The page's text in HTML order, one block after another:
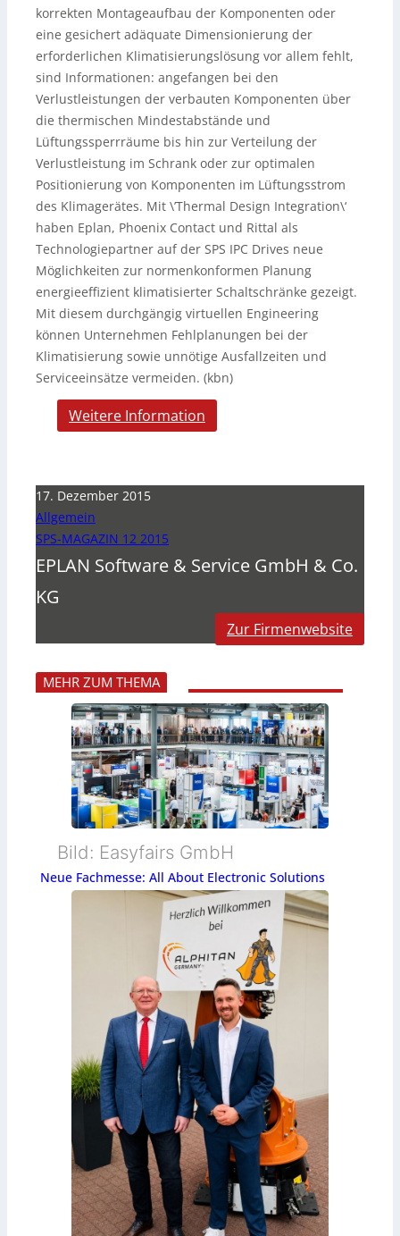
korrekten Montageaufbau der Komponenten oder
eine gesichert adäquate Dimensionierung der
erforderlichen Klimatisierungslösung vor allem fehlt,
sind Informationen: angefangen bei den
Verlustleistungen der verbauten Komponenten über
die thermischen Mindestabstände und
Lüftungssperrräume bis hin zur Verteilung der
Verlustleistung im Schrank oder zur optimalen
Positionierung von Komponenten im Lüftungsstrom
des Klimagerätes. Mit \’Thermal Design Integration\‘
haben Eplan, Phoenix Contact und Rittal als
Technologiepartner auf der SPS IPC Drives neue
Möglichkeiten zur normenkonformen Planung
energieeffizient klimatisierter Schaltschränke gezeigt.
Mit diesem durchgängig virtuellen Engineering
können Unternehmen Fehlplanungen bei der
Klimatisierung sowie unnötige Ausfallzeiten und
Serviceeinsätze vermeiden. (kbn)
Weitere Information
17. Dezember 2015
Allgemein
SPS-MAGAZIN 12 2015
EPLAN Software & Service GmbH & Co.
KG
Zur Firmenwebsite
MEHR ZUM THEMA
Bild: Easyfairs GmbH
Neue Fachmesse: All About Electronic Solutions